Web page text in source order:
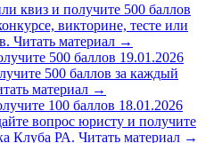
квиз и получите 500 баллов
викторине, тесте или
Читать материал →
500 баллов 19.01.2026
500 баллов за каждый
материал →
100 баллов 18.01.2026
вопрос юристу и получите
Клуба РА. Читать материал →